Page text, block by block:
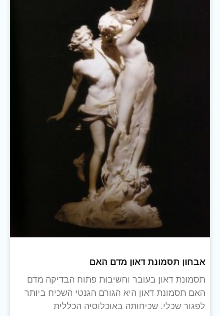
אבחון תסמונת דאון מדם האם
תסמונת דאון בעובר וחשיבות פתוח הבדיקה מדם
האם תסמונת דאון היא הגורם הגנטי השכיח ביותר
לפגור שכלי. שכיחותה באוכלוסיה הכללית